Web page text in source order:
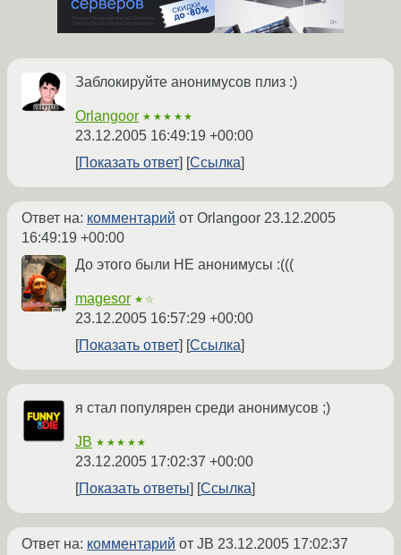
Заблокируйте анонимусов плиз :)
Orlangoor ★★★★★
23.12.2005 16:49:19 +00:00
Показать ответ
Ссылка
Ответ на: комментарий от Orlangoor 23.12.2005
16:49:19 +00:00
До этого были НЕ анонимусы :(((
magesor ★☆
23.12.2005 16:57:29 +00:00
Показать ответ
Ссылка
я стал популярен среди анонимусов ;)
JB ★★★★★
23.12.2005 17:02:37 +00:00
Показать ответы
Ссылка
Ответ на: комментарий от JB 23.12.2005 17:02:37